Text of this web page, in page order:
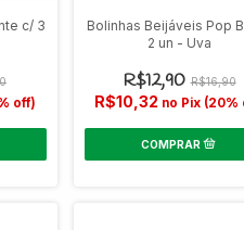
c/ 3
off)
Bolinhas Beijáveis Pop
2 un - Uva
R$12,90 R$16,90
R$10,32 no Pix (20%